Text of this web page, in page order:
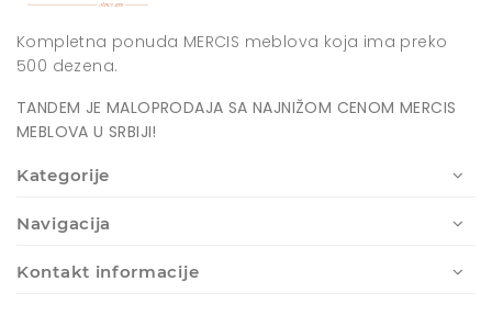
Kompletna ponuda MERCIS meblova koja ima preko
500 dezena.
TANDEM JE MALOPRODAJA SA NAJNIŽOM CENOM MERCIS
MEBLOVA U SRBIJI!
Kategorije
Navigacija
Kontakt informacije